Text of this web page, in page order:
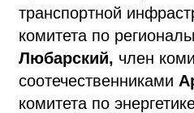
транспортной
комитета по
Любарский, член
соотечественниками
комитета по